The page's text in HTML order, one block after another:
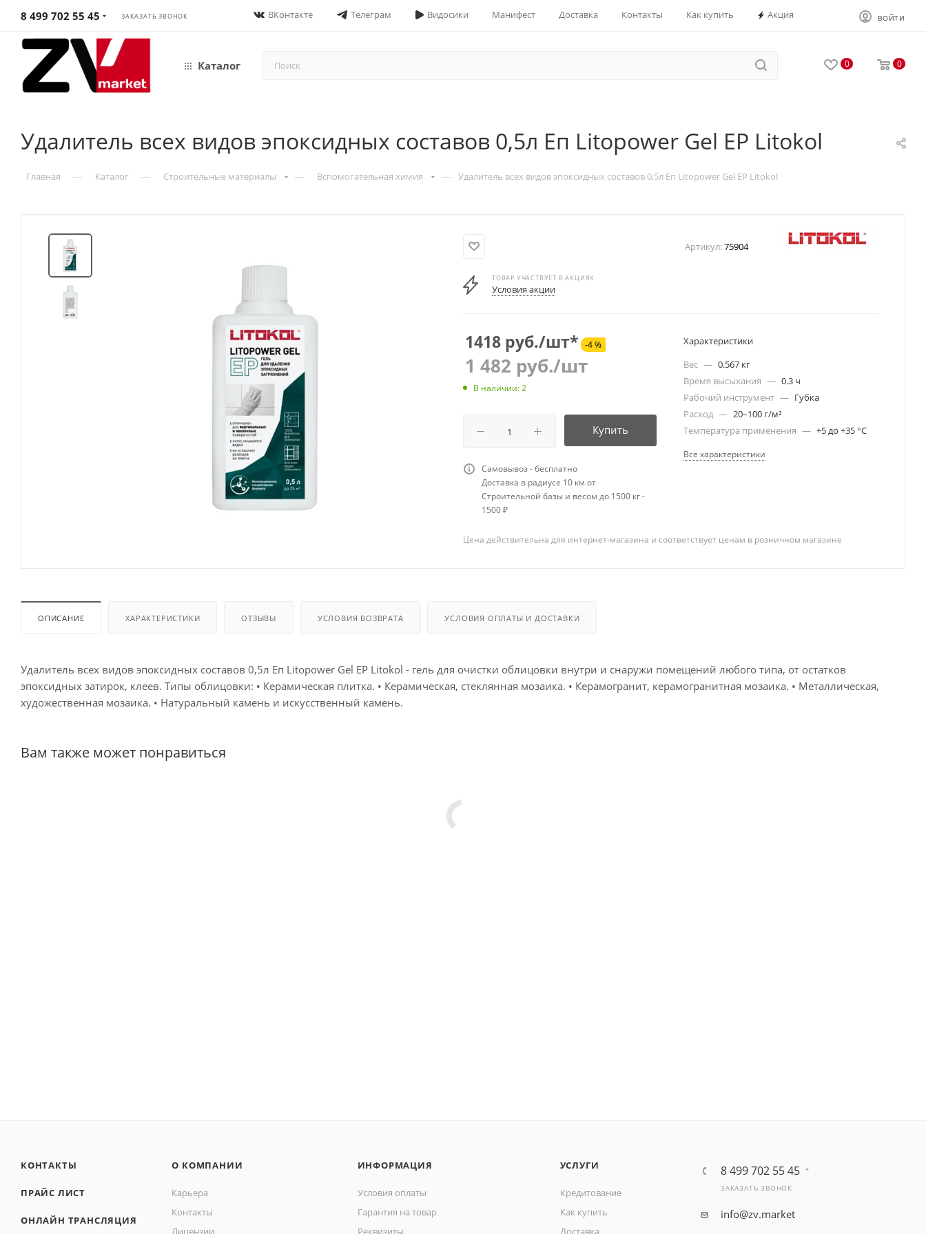
8 499 702 55 45 ЗАКАЗАТЬ ЗВОНОК ВКонтакте Телеграм Видосики Манифест Доставка Контакты Как купить Акция ВОЙТИ
Каталог 0 0
Удалитель всех видов эпоксидных составов 0,5л Еп Litopower Gel EP Litokol
Главная — Каталог — Строительные материалы — Вспомогательная химия — Удалитель всех видов эпоксидных составов 0,5л Еп Litopower Gel EP Litokol
Артикул:75904
ТОВАР УЧАСТВУЕТ В АКЦИЯХ
Условия акции
1418 руб./шт* -4 %
1 482 руб./шт
В наличии: 2
Купить
Самовывоз - бесплатно
Доставка в радиусе 10 км от
Строительной базы и весом до 1500 кг -
1500 ₽
Характеристики
Вес — 0.567 кг
Время высыхания — 0.3 ч
Рабочий инструмент — Губка
Расход — 20–100 г/м²
Температура применения — +5 до +35 °С
Все характеристики
Цена действительна для интернет-магазина и соответствует ценам в розничном магазине
ОПИСАНИЕ ХАРАКТЕРИСТИКИ ОТЗЫВЫ УСЛОВИЯ ВОЗВРАТА УСЛОВИЯ ОПЛАТЫ И ДОСТАВКИ
Удалитель всех видов эпоксидных составов 0,5л Еп Litopower Gel EP Litokol - гель для очистки облицовки внутри и снаружи помещений любого типа, от остатков
эпоксидных затирок, клеев. Типы облицовки: • Керамическая плитка. • Керамическая, стеклянная мозаика. • Керамогранит, керамогранитная мозаика. • Металлическая,
художественная мозаика. • Натуральный камень и искусственный камень.
Вам также может понравиться
КОНТАКТЫ
ПРАЙС ЛИСТ
ОНЛАЙН ТРАНСЛЯЦИЯ
О КОМПАНИИ
Карьера
Контакты
Лицензии
ИНФОРМАЦИЯ
Условия оплаты
Гарантия на товар
Реквизиты
УСЛУГИ
Кредитование
Как купить
Доставка
8 499 702 55 45
ЗАКАЗАТЬ ЗВОНОК
info@zv.market